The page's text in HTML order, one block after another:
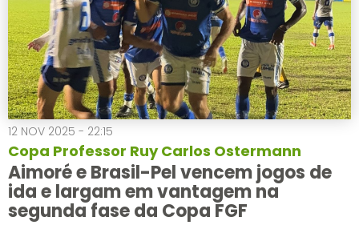
12 NOV 2025 - 22:15
Copa Professor Ruy Carlos Ostermann
Aimoré e Brasil-Pel vencem jogos de
ida e largam em vantagem na
segunda fase da Copa FGF